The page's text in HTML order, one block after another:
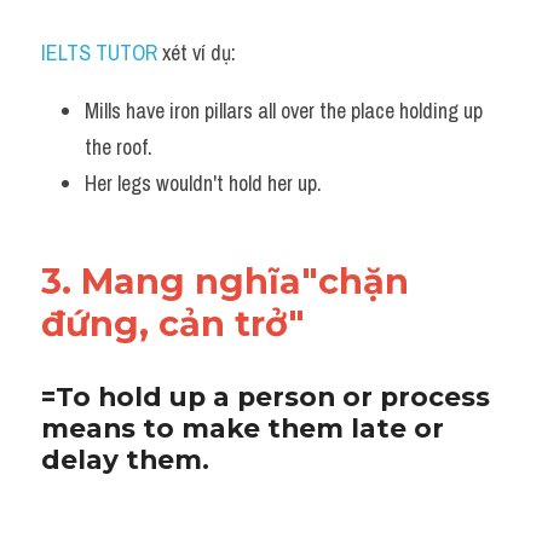
IELTS TUTOR xét ví dụ:
Mills have iron pillars all over the place holding up
the roof.
Her legs wouldn't hold her up.
3. Mang nghĩa"chặn
đứng, cản trở"
=To hold up a person or process
means to make them late or
delay them.